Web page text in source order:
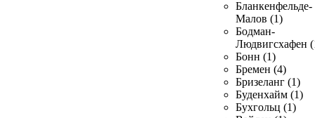
Бланкенфельде-
Малов (1)
Бодман-
Людвигсхафен
Бонн (1)
Бремен (4)
Бризеланг (1)
Буденхайм (1)
Бухгольц (1)